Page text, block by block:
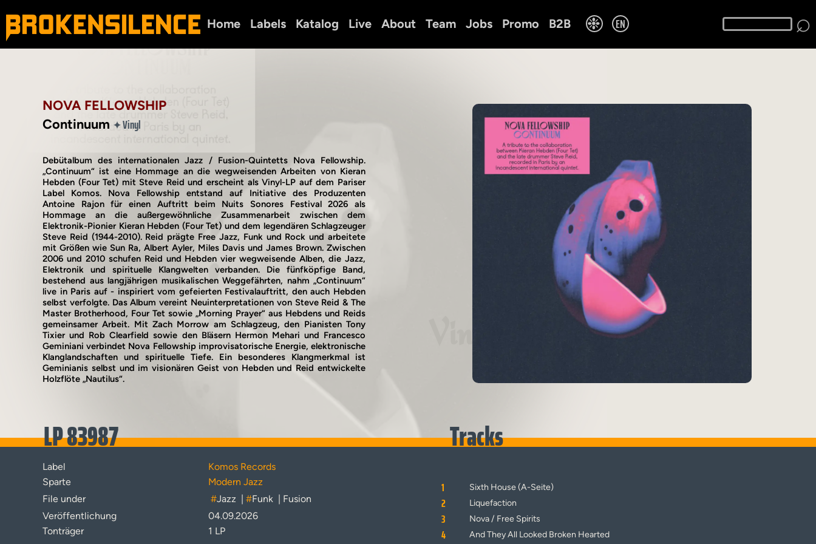
Home Labels Katalog Live About Team Jobs Promo B2B ❉ EN ⌕
NOVA FELLOWSHIP
Continuum ✦Vinyl
Debütalbum des internationalen Jazz / Fusion-Quintetts Nova Fellowship.
„Continuum“ ist eine Hommage an die wegweisenden Arbeiten von Kieran
Hebden (Four Tet) mit Steve Reid und erscheint als Vinyl-LP auf dem Pariser
Label Komos. Nova Fellowship entstand auf Initiative des Produzenten
Antoine Rajon für einen Auftritt beim Nuits Sonores Festival 2026 als
Hommage an die außergewöhnliche Zusammenarbeit zwischen dem
Elektronik-Pionier Kieran Hebden (Four Tet) und dem legendären Schlagzeuger
Steve Reid (1944-2010). Reid prägte Free Jazz, Funk und Rock und arbeitete
mit Größen wie Sun Ra, Albert Ayler, Miles Davis und James Brown. Zwischen
2006 und 2010 schufen Reid und Hebden vier wegweisende Alben, die Jazz,
Elektronik und spirituelle Klangwelten verbanden. Die fünfköpfige Band,
bestehend aus langjährigen musikalischen Weggefährten, nahm „Continuum“
live in Paris auf - inspiriert vom gefeierten Festivalauftritt, den auch Hebden
selbst verfolgte. Das Album vereint Neuinterpretationen von Steve Reid & The
Master Brotherhood, Four Tet sowie „Morning Prayer“ aus Hebdens und Reids
gemeinsamer Arbeit. Mit Zach Morrow am Schlagzeug, den Pianisten Tony
Tixier und Rob Clearfield sowie den Bläsern Hermon Mehari und Francesco
Geminiani verbindet Nova Fellowship improvisatorische Energie, elektronische
Klanglandschaften und spirituelle Tiefe. Ein besonderes Klangmerkmal ist
Geminianis selbst und im visionären Geist von Hebden und Reid entwickelte
Holzflöte „Nautilus“.
LP 83987 Tracks
Label
Komos Records
Sparte
Modern Jazz
File under
#Jazz | #Funk | Fusion
Veröffentlichung
04.09.2026
Tonträger
1 LP
1 Sixth House (A-Seite)
2 Liquefaction
3 Nova / Free Spirits
4 And They All Looked Broken Hearted